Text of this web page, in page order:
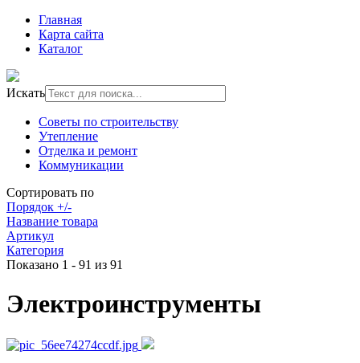
Главная
Карта сайта
Каталог
Искать
Советы по строительству
Утепление
Отделка и ремонт
Коммуникации
Сортировать по
Порядок +/-
Название товара
Артикул
Категория
Показано 1 - 91 из 91
Электроинструменты